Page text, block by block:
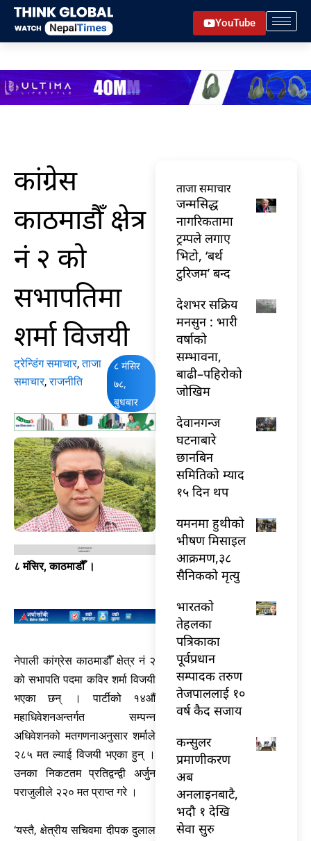
Skip
content
YouTube
कांग्रेस
काठमाडौँ क्षेत्र
नं २ को
सभापतिमा
शर्मा विजयी
ट्रेन्डिंग समाचार,ताजा
समाचार,राजनीति
८ मंसिर
७८,
बुधबार
८ मंसिर, काठमाडौँ ।
नेपाली कांग्रेस काठमाडौँ क्षेत्र नं २
को सभापति पदमा कविर शर्मा विजयी
भएका छन् । पार्टीको १४औँ
महाधिवेशनअन्तर्गत सम्पन्न
अधिवेशनको मतगणनाअनुसार शर्माले
२८५ मत ल्याई विजयी भएका हुन् ।
उनका निकटतम प्रतिद्वन्द्वी अर्जुन
पराजुलीले २२० मत प्राप्त गरे ।
‘यस्तै, क्षेत्रीय सचिवमा दीपक दुलाल
ताजा समाचार
जन्मसिद्ध
नागरिकतामा
ट्रम्पले लगाए
भिटो, ‘बर्थ
टुरिजम’ बन्द
देशभर सक्रिय
मनसुन : भारी
वर्षाको
सम्भावना,
बाढी–पहिरोको
जोखिम
देवानगन्ज
घटनाबारे
छानबिन
समितिको म्याद
१५ दिन थप
यमनमा हुथीको
भीषण मिसाइल
आक्रमण,३८
सैनिकको मृत्यु
भारतकाे
तेहलका
पत्रिकाका
पूर्वप्रधान
सम्पादक तरुण
तेजपाललाई १०
वर्ष कैद सजाय
कन्सुलर
प्रमाणीकरण
अब
अनलाइनबाटै,
भदौ १ देखि
सेवा सुरु